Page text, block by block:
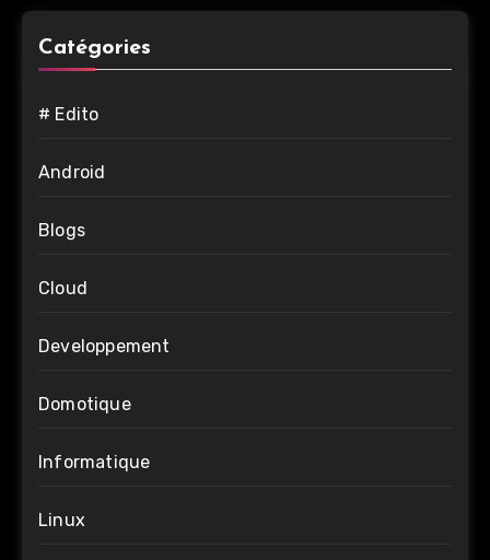
Catégories
# Edito
Android
Blogs
Cloud
Developpement
Domotique
Informatique
Linux